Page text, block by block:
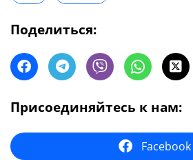
Поделиться:
Присоединяйтесь к нам:
Facebook